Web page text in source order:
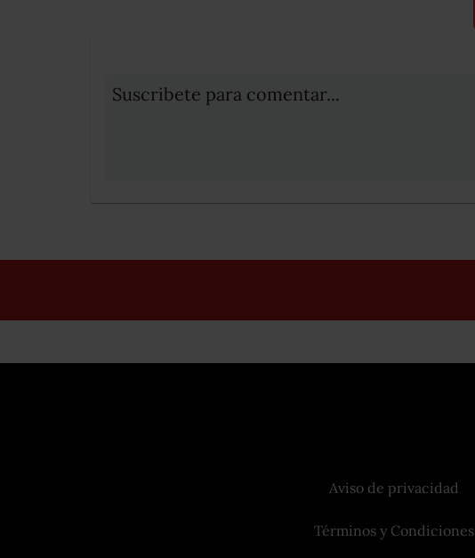
Suscribete para comentar...
Aviso de privacidad
Términos y Condiciones